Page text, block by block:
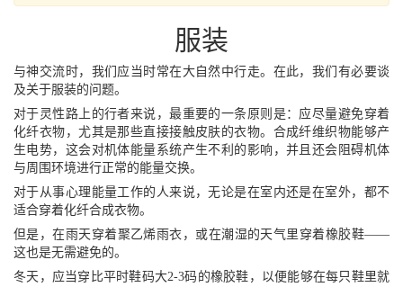
服装
与神交流时，我们应当时常在大自然中行走。在此，我们有必要谈
及关于服装的问题。
对于灵性路上的行者来说，最重要的一条原则是：应尽量避免穿着
化纤衣物，尤其是那些直接接触皮肤的衣物。合成纤维织物能够产
生电势，这会对机体能量系统产生不利的影响，并且还会阻碍机体
与周围环境进行正常的能量交换。
对于从事心理能量工作的人来说，无论是在室内还是在室外，都不
适合穿着化纤合成衣物。
但是，在雨天穿着聚乙烯雨衣，或在潮湿的天气里穿着橡胶鞋——
这也是无需避免的。
冬天，应当穿比平时鞋码大2-3码的橡胶鞋，以便能够在每只鞋里就